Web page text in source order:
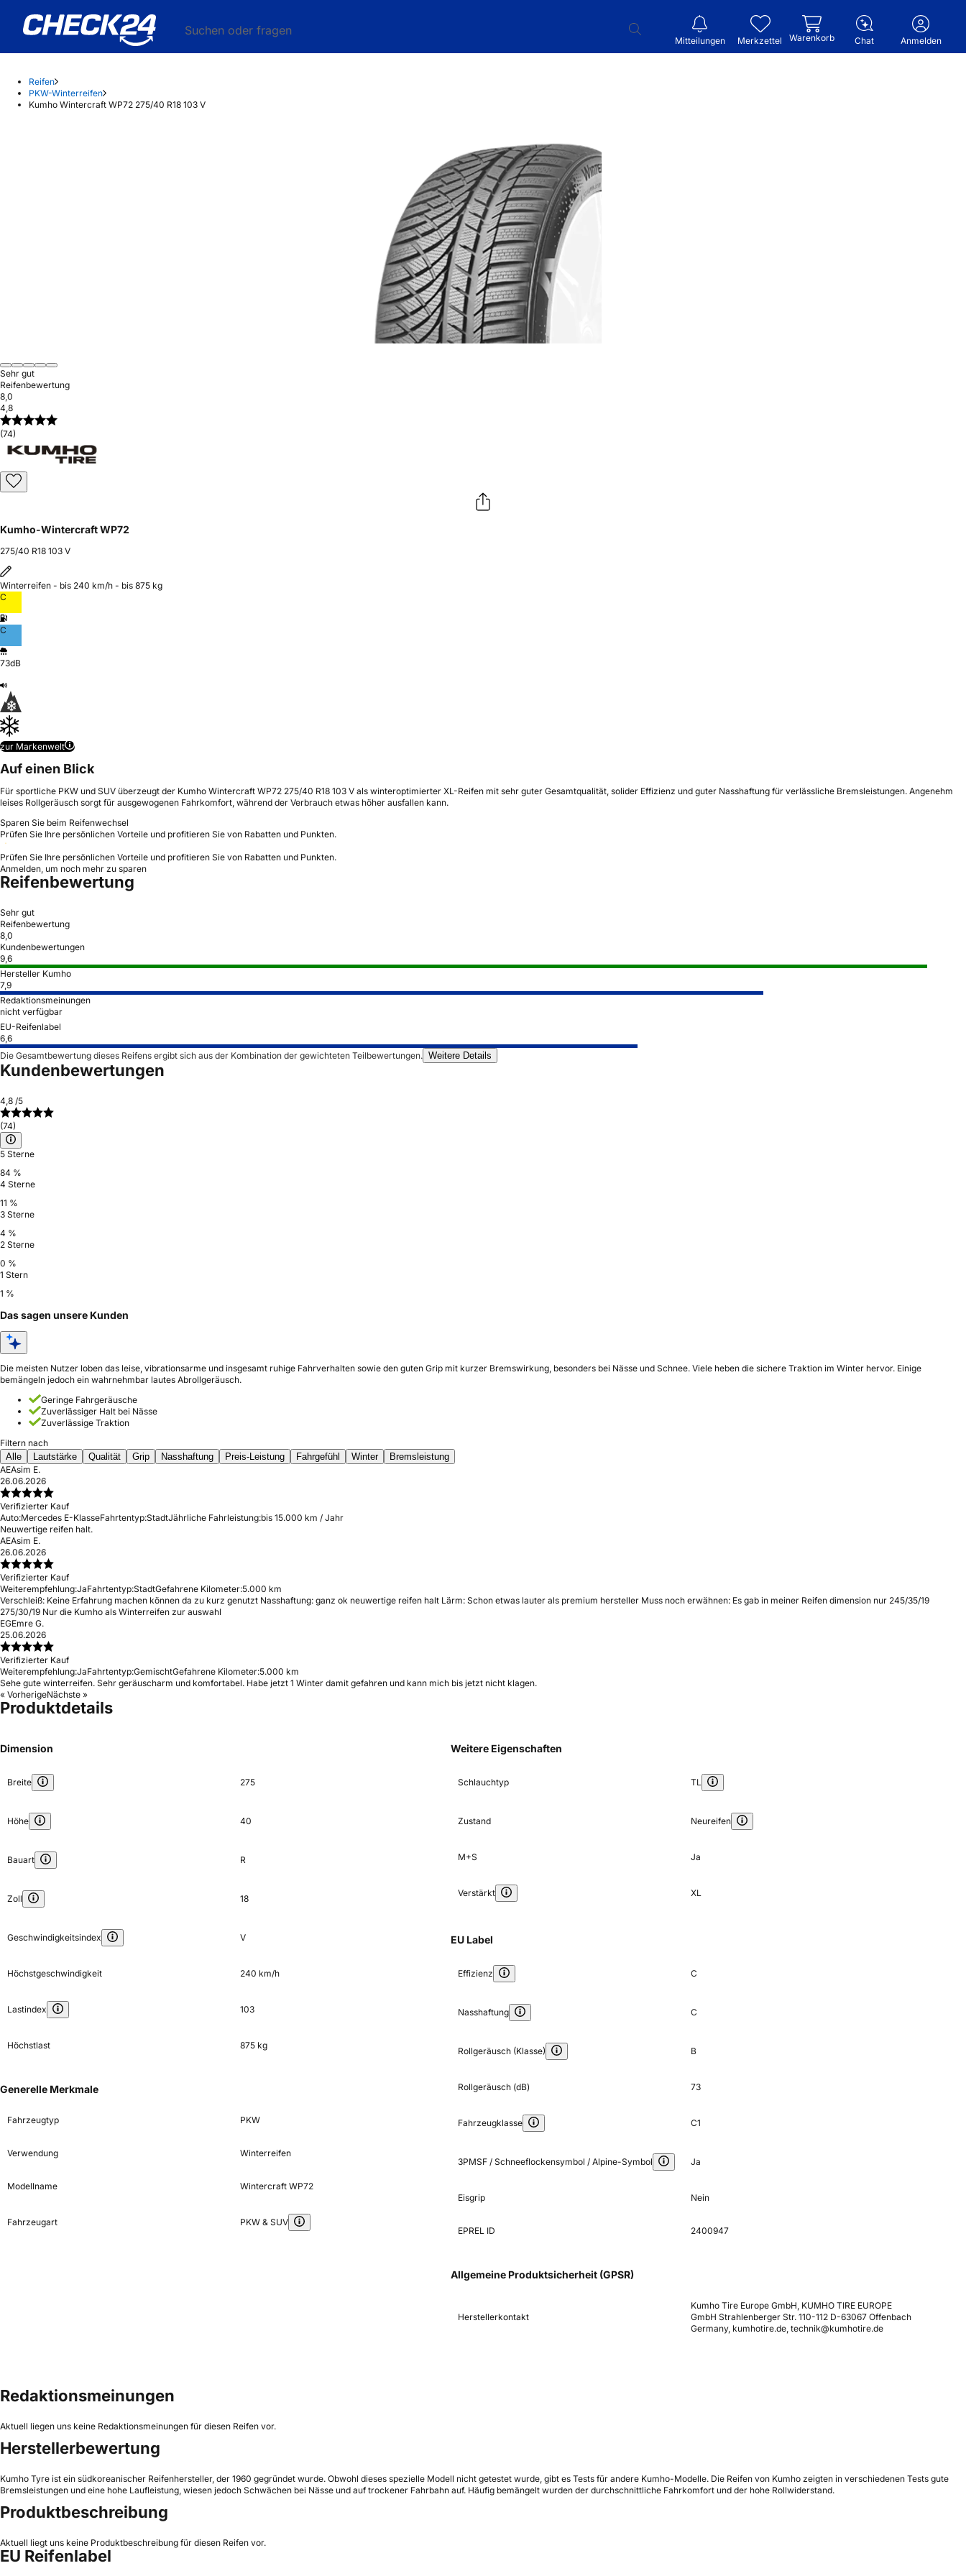
Suchen oder fragen
Mitteilungen Merkzettel Warenkorb Chat Anmelden
Reifen
PKW-Winterreifen
Kumho Wintercraft WP72 275/40 R18 103 V
Sehr gut
Reifenbewertung
8,0
4,8
(74)
Kumho-Wintercraft WP72
275/40 R18 103 V
Winterreifen - bis 240 km/h - bis 875 kg
C
C
73dB
zur Markenwelt
Auf einen Blick
Für sportliche PKW und SUV überzeugt der Kumho Wintercraft WP72 275/40 R18 103 V als winteroptimierter XL-Reifen mit sehr guter Gesamtqualität, solider Effizienz und guter Nasshaftung für verlässliche Bremsleistungen. Angenehm
leises Rollgeräusch sorgt für ausgewogenen Fahrkomfort, während der Verbrauch etwas höher ausfallen kann.
Sparen Sie beim Reifenwechsel
Prüfen Sie Ihre persönlichen Vorteile und profitieren Sie von Rabatten und Punkten.
Prüfen Sie Ihre persönlichen Vorteile und profitieren Sie von Rabatten und Punkten.
Anmelden, um noch mehr zu sparen
Reifenbewertung
Sehr gut
Reifenbewertung
8,0
Kundenbewertungen
9,6
Hersteller Kumho
7,9
Redaktionsmeinungen
nicht verfügbar
EU-Reifenlabel
6,6
Die Gesamtbewertung dieses Reifens ergibt sich aus der Kombination der gewichteten Teilbewertungen. Weitere Details
Kundenbewertungen
4,8 /5
(74)
5 Sterne
84 %
4 Sterne
11 %
3 Sterne
4 %
2 Sterne
0 %
1 Stern
1 %
Das sagen unsere Kunden
Die meisten Nutzer loben das leise, vibrationsarme und insgesamt ruhige Fahrverhalten sowie den guten Grip mit kurzer Bremswirkung, besonders bei Nässe und Schnee. Viele heben die sichere Traktion im Winter hervor. Einige
bemängeln jedoch ein wahrnehmbar lautes Abrollgeräusch.
Geringe Fahrgeräusche
Zuverlässiger Halt bei Nässe
Zuverlässige Traktion
Filtern nach
Alle
Lautstärke Qualität Grip Nasshaftung Preis-Leistung Fahrgefühl Winter
Bremsleistung
AEAsim E.
26.06.2026
Verifizierter Kauf
Auto:Mercedes E-KlasseFahrtentyp:StadtJährliche Fahrleistung:bis 15.000 km / Jahr
Neuwertige reifen halt.
AEAsim E.
26.06.2026
Verifizierter Kauf
Weiterempfehlung:JaFahrtentyp:StadtGefahrene Kilometer:5.000 km
Verschleiß: Keine Erfahrung machen können da zu kurz genutzt Nasshaftung: ganz ok neuwertige reifen halt Lärm: Schon etwas lauter als premium hersteller Muss noch erwähnen: Es gab in meiner Reifen dimension nur 245/35/19
275/30/19 Nur die Kumho als Winterreifen zur auswahl
EGEmre G.
25.06.2026
Verifizierter Kauf
Weiterempfehlung:JaFahrtentyp:GemischtGefahrene Kilometer:5.000 km
Sehe gute winterreifen. Sehr geräuscharm und komfortabel. Habe jetzt 1 Winter damit gefahren und kann mich bis jetzt nicht klagen.
« VorherigeNächste »
Produktdetails
Dimension
Breite 275
Höhe 40
Bauart R
Zoll 18
Geschwindigkeitsindex V
Höchstgeschwindigkeit 240 km/h
Lastindex 103
Höchstlast 875 kg
Generelle Merkmale
Fahrzeugtyp PKW
Verwendung Winterreifen
Modellname Wintercraft WP72
Fahrzeugart PKW & SUV
Weitere Eigenschaften
Schlauchtyp TL
Zustand Neureifen
M+S Ja
Verstärkt XL
EU Label
Effizienz C
Nasshaftung C
Rollgeräusch (Klasse) B
Rollgeräusch (dB) 73
Fahrzeugklasse C1
3PMSF / Schneeflockensymbol / Alpine-Symbol Ja
Eisgrip Nein
EPREL ID 2400947
Allgemeine Produktsicherheit (GPSR)
Herstellerkontakt
Kumho Tire Europe GmbH, KUMHO TIRE EUROPE
GmbH Strahlenberger Str. 110-112 D-63067 Offenbach
Germany, kumhotire.de, technik@kumhotire.de
Redaktionsmeinungen
Aktuell liegen uns keine Redaktionsmeinungen für diesen Reifen vor.
Herstellerbewertung
Kumho Tyre ist ein südkoreanischer Reifenhersteller, der 1960 gegründet wurde. Obwohl dieses spezielle Modell nicht getestet wurde, gibt es Tests für andere Kumho-Modelle. Die Reifen von Kumho zeigten in verschiedenen Tests gute
Bremsleistungen und eine hohe Laufleistung, wiesen jedoch Schwächen bei Nässe und auf trockener Fahrbahn auf. Häufig bemängelt wurden der durchschnittliche Fahrkomfort und der hohe Rollwiderstand.
Produktbeschreibung
Aktuell liegt uns keine Produktbeschreibung für diesen Reifen vor.
EU Reifenlabel